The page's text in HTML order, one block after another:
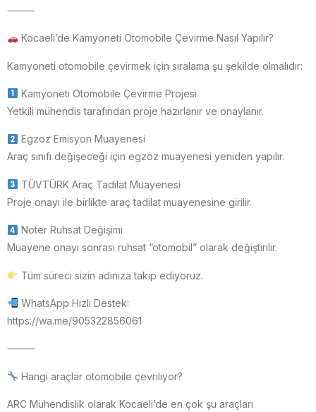
⸻
Kocaeli’de Kamyoneti Otomobile Çevirme Nasıl Yapılır?
Kamyoneti otomobile çevirmek için sıralama şu şekilde olmalıdır:
Kamyoneti Otomobile Çevirme Projesi
Yetkili mühendis tarafından proje hazırlanır ve onaylanır.
Egzoz Emisyon Muayenesi
Araç sınıfı değişeceği için egzoz muayenesi yeniden yapılır.
TÜVTÜRK Araç Tadilat Muayenesi
Proje onayı ile birlikte araç tadilat muayenesine girilir.
Noter Ruhsat Değişimi
Muayene onayı sonrası ruhsat “otomobil” olarak değiştirilir.
Tüm süreci sizin adınıza takip ediyoruz.
WhatsApp Hızlı Destek:
https://wa.me/905322856061
⸻
Hangi araçlar otomobile çevriliyor?
ARC Mühendislik olarak Kocaeli’de en çok şu araçları